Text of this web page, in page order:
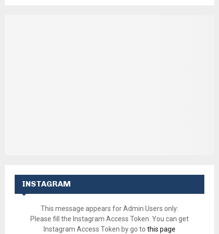
INSTAGRAM
This message appears for Admin Users only:
Please fill the Instagram Access Token. You can get
Instagram Access Token by go to this page